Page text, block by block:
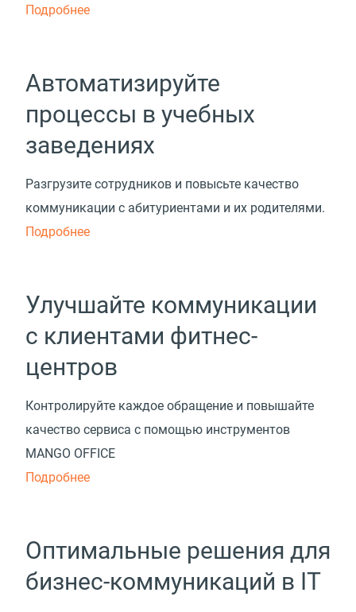
Подробнее
Автоматизируйте
процессы в учебных
заведениях
Разгрузите сотрудников и повысьте качество
коммуникации с абитуриентами и их родителями.
Подробнее
Улучшайте коммуникации
с клиентами фитнес-
центров
Контролируйте каждое обращение и повышайте
качество сервиса с помощью инструментов
MANGO OFFICE
Подробнее
Оптимальные решения для
бизнес-коммуникаций в IT